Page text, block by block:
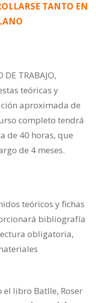
TANTO EN
TRABAJO,
teóricas y
aproximada de
completo tendrá
de 40 horas, que
de 4 meses.
teóricos y fichas
bibliografía
obligatoria,
libro Batlle, Roser